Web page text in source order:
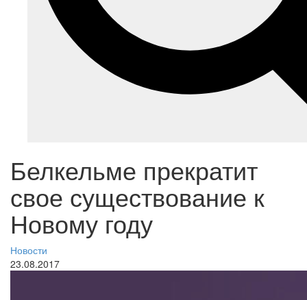
Белкельме прекратит
свое существование к
Новому году
Новости
23.08.2017